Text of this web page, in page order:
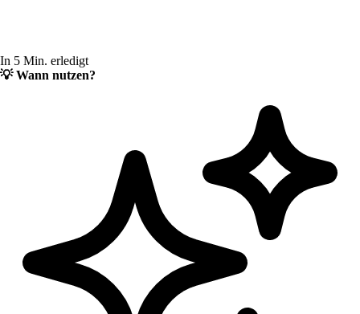
In 5 Min. erledigt
💡Wann nutzen?